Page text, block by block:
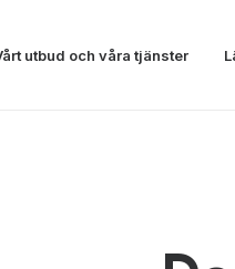
utbud och våra tjänster